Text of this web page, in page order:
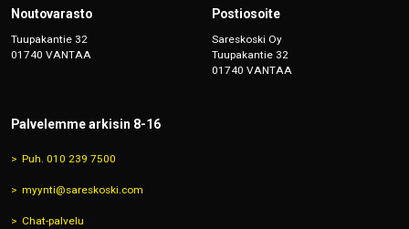
Noutovarasto
Tuupakantie 32
01740 VANTAA
Postiosoite
Sareskoski Oy
Tuupakantie 32
01740 VANTAA
Palvelemme arkisin 8-16
Puh. 010 239 7500
myynti@sareskoski.com
Chat-palvelu